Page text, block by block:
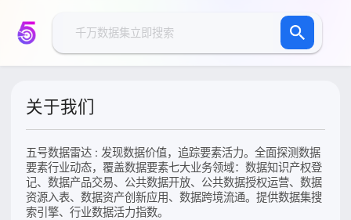
关于我们
五号数据雷达 : 发现数据价值，追踪要素活力。全面探测数据
要素行业动态，覆盖数据要素七大业务领域：数据知识产权登
记、数据产品交易、公共数据开放、公共数据授权运营、数据
资源入表、数据资产创新应用、数据跨境流通。提供数据集搜
索引擎、行业数据活力指数。